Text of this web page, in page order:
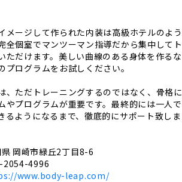
メージして作られた内装は高級ホテルのよう
全個室でマンツーマン指導だから集中してト
ただけます。美しい曲線のある身体を作るな
プログラムをお試しください。
、ただトレーニングするのではなく、骨格に
やプログラムが重要です。最終的には一人で
るようになるまで、徹底的にサポート致しま
岡崎市緑丘2丁目8-6
2054-4996
www.body-leap.com/